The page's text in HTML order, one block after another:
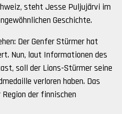
steht Jesse Puljujärvi im
Geschichte.
Der Genfer Stürmer hat
Nun, laut Informationen des
soll der Lions-Stürmer seine
verloren haben. Das
der finnischen